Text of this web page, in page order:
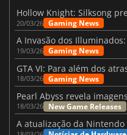
20/03/26 Gaming News
19/03/26 Gaming News
18/03/26 Gaming News
18/03/26 New Game Releases